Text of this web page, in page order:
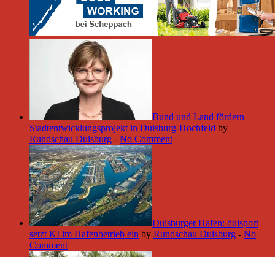
Bund und Land fördern
Stadtentwicklungsprojekt in Duisburg-Hochfeld by
Rundschau Duisburg - No Comment
Duisburger Hafen: duisport
setzt KI im Hafenbetrieb ein by Rundschau Duisburg - No
Comment